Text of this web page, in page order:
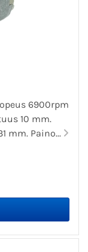
6900rpm
10 mm.
mm. Paino...